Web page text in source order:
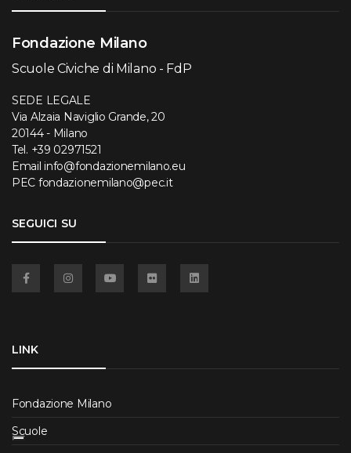
Fondazione Milano
Scuole Civiche di Milano - FdP
SEDE LEGALE
Via Alzaia Naviglio Grande, 20
20144 - Milano
Tel. +39 02971521
Email info@fondazionemilano.eu
PEC fondazionemilano@pec.it
SEGUICI SU
LINK
Fondazione Milano
Scuole